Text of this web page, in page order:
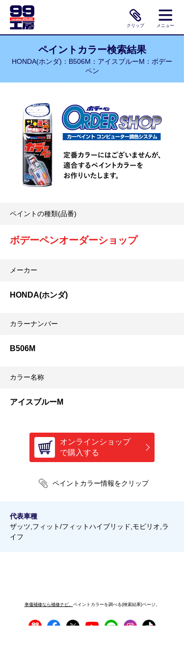
クリップ メニュー
ペイントカラー検索結果
HONDA(ホンダ)：B506M：アイスブルーM：ボデー
ペン
ペイントの種類(品番)
ボデーペンオーダーショップ
メーカー
HONDA(ホンダ)
カラーナンバー
B506M
カラー名称
アイスブルーM
オンラインショップ
で購入する
代表車種
ザッツ,フィット/フィットハイブリッド,モビリオ,ラ
イフ
車傷補修なら補修ナビ。 ペイントカラーを調べる(検索結果)ページ。